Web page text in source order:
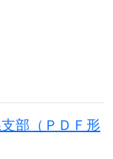
部（ＰＤＦ形